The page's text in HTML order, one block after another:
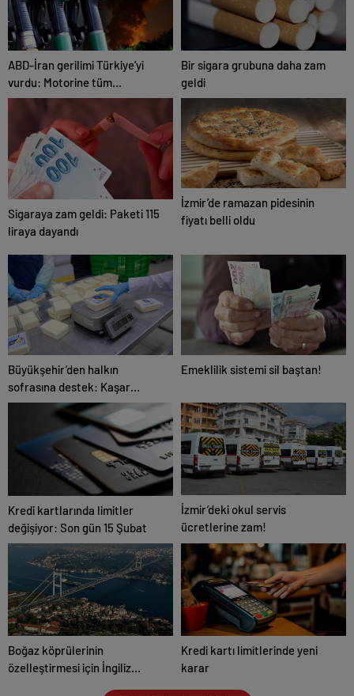
ABD-İran gerilimi Türkiye’yi
vurdu: Motorine tüm
zamanların en büyük zammı
Bir sigara grubuna daha zam
geldi
Sigaraya zam geldi: Paketi 115
liraya dayandı
İzmir’de ramazan pidesinin
fiyatı belli oldu
Büyükşehir’den halkın
sofrasına destek: Kaşar
peyniri piyasanın yarı fiyatına
Emeklilik sistemi sil baştan!
Kredi kartlarında limitler
değişiyor: Son gün 15 Şubat
İzmir’deki okul servis
ücretlerine zam!
Boğaz köprülerinin
özelleştirmesi için İngiliz
Kredi kartı limitlerinde yeni
karar